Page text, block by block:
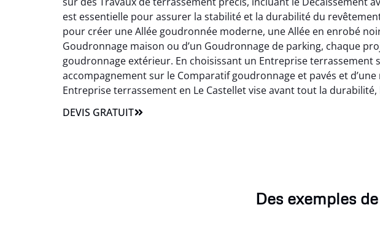
est essentielle pour assurer la stabilité et la durabilité du
pour créer une Allée goudronnée moderne, une Allée en enrobé
Goudronnage maison ou d’un Goudronnage de parking, chaque
goudronnage extérieur. En choisissant un Entreprise terrassement
accompagnement sur le Comparatif goudronnage et pavés et
Entreprise terrassement en Le Castellet vise avant tout la
DEVIS GRATUIT
Des exemples